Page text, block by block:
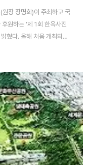
장 장명희)이 주최하고 국
원하는 ‘제 1회 한옥사진
혔다. 올해 처음 개최되
옥”으로 전국에 산재한 우
취시키는 홍보의 장(場)을
은 한옥과 사진에 관심이 있
하며, 응모자는 공모에 관한